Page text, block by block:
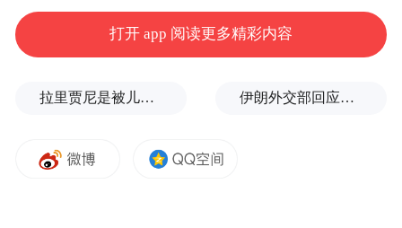
另外，各公共场所应加强疫情防控管理。旅
游景区，养老机构、福利院等特殊场所要重
院、网吧酒吧、餐馆酒店等公共场所，机
量控制，落实入场体温检测，佩戴口罩、查
打开 app 阅读更多精彩内容
拉里贾尼是被儿子一通电话害死的？回应来了 伊朗外交部回应特朗普战利品言论：美需赢得战争，再谈战利品